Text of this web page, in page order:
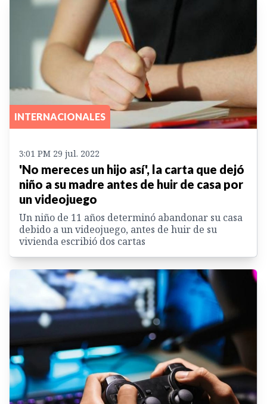
INTERNACIONALES
3:01 PM 29 jul. 2022
'No mereces un hijo así', la carta que dejó
niño a su madre antes de huir de casa por
un videojuego
Un niño de 11 años determinó abandonar su casa
debido a un videojuego, antes de huir de su
vivienda escribió dos cartas